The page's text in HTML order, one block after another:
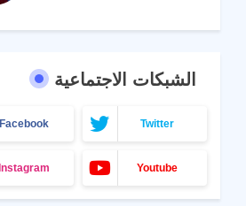
الشبكات الاجتماعية
Facebook Twitter
Instagram Youtube